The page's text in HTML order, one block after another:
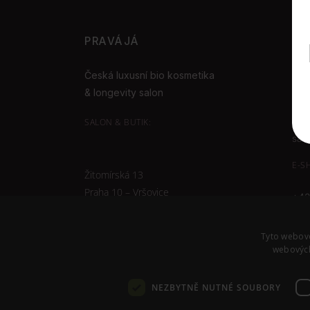
PRAVÁJÁ
Česká luxusní bio kosmetika
& longevity salon
SALON & BUTIK:
Žitomírská 13
Praha 10 – Vršovice
E-
Tyto
NEZBYTNĚ NUTNÉ SOUBORY